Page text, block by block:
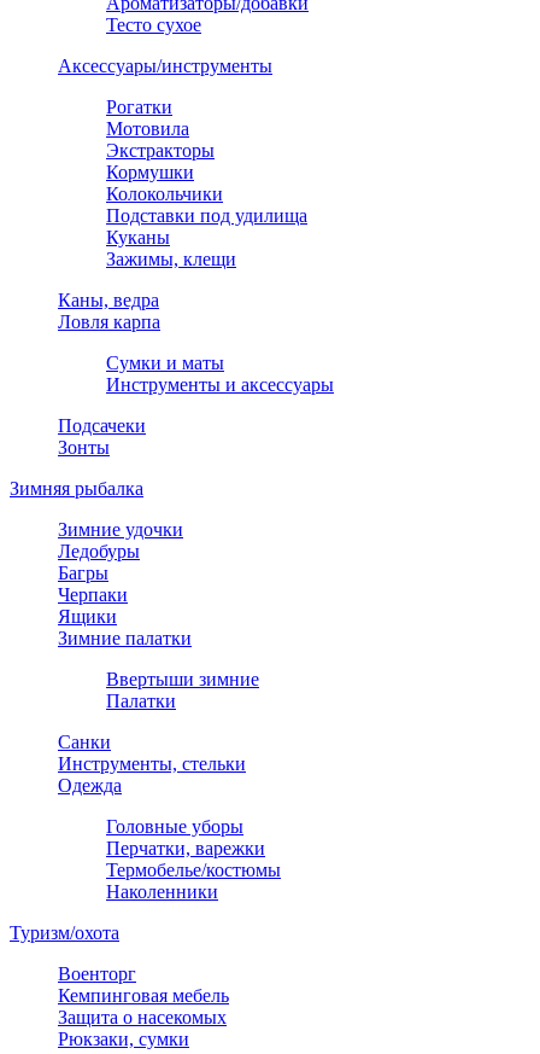
Тесто сухое
Аксессуары/инструменты
Рогатки
Мотовила
Экстракторы
Кормушки
Колокольчики
Подставки под удилища
Куканы
Зажимы, клещи
Каны, ведра
Ловля карпа
Сумки и маты
Инструменты и аксессуары
Подсачеки
Зонты
Зимняя рыбалка
Зимние удочки
Ледобуры
Багры
Черпаки
Ящики
Зимние палатки
Ввертыши зимние
Палатки
Санки
Инструменты, стельки
Одежда
Головные уборы
Перчатки, варежки
Термобелье/костюмы
Наколенники
Туризм/охота
Военторг
Кемпинговая мебель
Защита о насекомых
Рюкзаки, сумки